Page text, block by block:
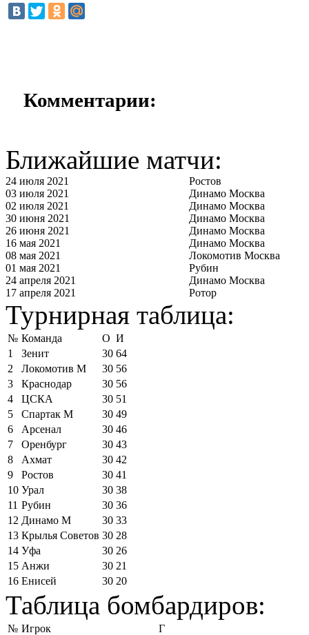
Комментарии:
Ближайшие матчи:
24 июля 2021
Ростов
03 июля 2021
Динамо Москва
02 июля 2021
Динамо Москва
30 июня 2021
Динамо Москва
26 июня 2021
Динамо Москва
16 мая 2021
Динамо Москва
08 мая 2021
Локомотив Москва
01 мая 2021
Рубин
24 апреля 2021
Динамо Москва
17 апреля 2021
Ротор
Турнирная таблица:
№ Команда О И
1
Зенит 30 64
2
Локомотив М 30 56
3
Краснодар 30 56
4
ЦСКА 30 51
5
Спартак М 30 49
6
Арсенал 30 46
7
Оренбург 30 43
8
Ахмат 30 42
9
Ростов 30 41
10 Урал 30 38
11 Рубин 30 36
12 Динамо М 30 33
13 Крылья Советов 30 28
14 Уфа 30 26
15 Анжи 30 21
16 Енисей 30 20
Таблица бомбардиров:
№ Игрок
Г